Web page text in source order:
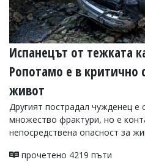
носи
отговорност
за
тях!
Ако
откриете
обиден
за
вас
коментар,
моля
сигнализирайте
ни!
Испанецът от тежката
Ропотамо е в критично
живот
Другият пострадал чужденец е
множество фрактури, но е
непосредствена опасност за
прочетено 4219 пъти